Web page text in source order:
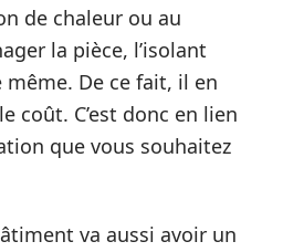
de chaleur ou au
la pièce, l’isolant
De ce fait, il en
coût. C’est donc en lien
que vous souhaitez
va aussi avoir un